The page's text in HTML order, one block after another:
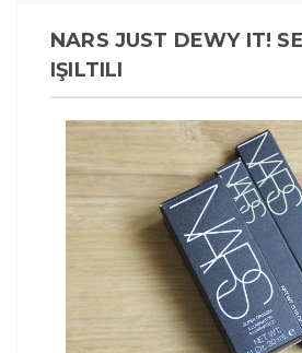
NARS JUST DEWY IT!
IŞILTILI